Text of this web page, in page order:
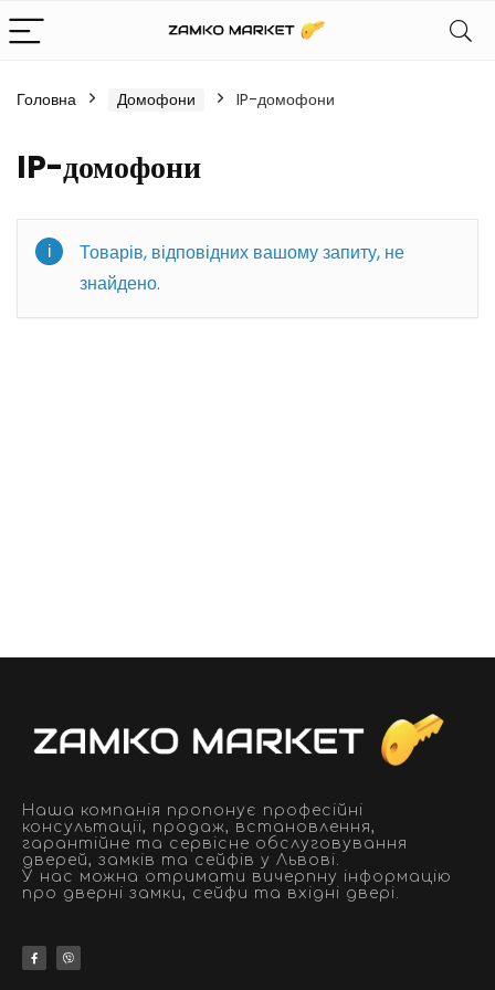
Головна Домофони IP-домофони
IP-домофони
Товарів, відповідних вашому запиту, не
знайдено.
Наша компанія пропонує професійні
консультації, продаж, встановлення,
гарантійне та сервісне обслуговування
дверей, замків та сейфів у Львові.
У нас можна отримати вичерпну інформацію
про дверні замки, сейфи та вхідні двері.